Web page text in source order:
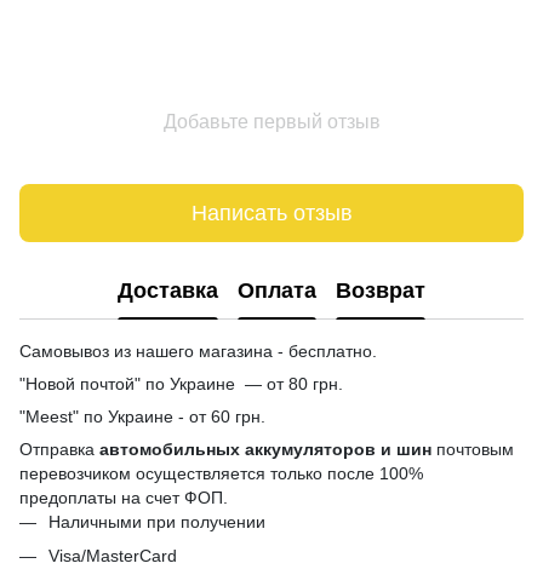
Добавьте первый отзыв
Написать отзыв
Доставка Оплата Возврат
Самовывоз из нашего магазина - бесплатно.
"Новой почтой" по Украине — от 80 грн.
"Meest" по Украине - от 60 грн.
Отправка автомобильных аккумуляторов и шин почтовым
перевозчиком осуществляется только после 100%
предоплаты на счет ФОП.
Наличными при получении
Visa/MasterCard